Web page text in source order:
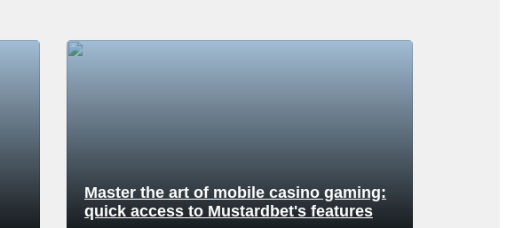
Master the art of mobile casino gaming:
quick access to Mustardbet's features